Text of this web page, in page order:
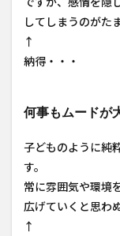
してしまうのがた
↑
納得・・・
何事もムードが
子どものように純
す。
常に雰囲気や環境
広げていくと思わ
↑